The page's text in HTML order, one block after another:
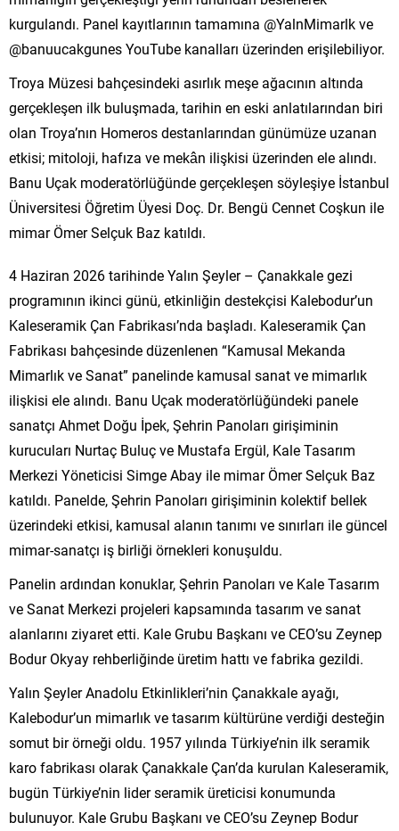
kurgulandı. Panel kayıtlarının tamamına @YalnMimarlk ve
@banuucakgunes YouTube kanalları üzerinden erişilebiliyor.
Troya Müzesi bahçesindeki asırlık meşe ağacının altında
gerçekleşen ilk buluşmada, tarihin en eski anlatılarından biri
olan Troya’nın Homeros destanlarından günümüze uzanan
etkisi; mitoloji, hafıza ve mekân ilişkisi üzerinden ele alındı.
Banu Uçak moderatörlüğünde gerçekleşen söyleşiye İstanbul
Üniversitesi Öğretim Üyesi Doç. Dr. Bengü Cennet Coşkun ile
mimar Ömer Selçuk Baz katıldı.
4 Haziran 2026 tarihinde Yalın Şeyler – Çanakkale gezi
programının ikinci günü, etkinliğin destekçisi Kalebodur’un
Kaleseramik Çan Fabrikası’nda başladı. Kaleseramik Çan
Fabrikası bahçesinde düzenlenen “Kamusal Mekanda
Mimarlık ve Sanat” panelinde kamusal sanat ve mimarlık
ilişkisi ele alındı. Banu Uçak moderatörlüğündeki panele
sanatçı Ahmet Doğu İpek, Şehrin Panoları girişiminin
kurucuları Nurtaç Buluç ve Mustafa Ergül, Kale Tasarım
Merkezi Yöneticisi Simge Abay ile mimar Ömer Selçuk Baz
katıldı. Panelde, Şehrin Panoları girişiminin kolektif bellek
üzerindeki etkisi, kamusal alanın tanımı ve sınırları ile güncel
mimar-sanatçı iş birliği örnekleri konuşuldu.
Panelin ardından konuklar, Şehrin Panoları ve Kale Tasarım
ve Sanat Merkezi projeleri kapsamında tasarım ve sanat
alanlarını ziyaret etti. Kale Grubu Başkanı ve CEO’su Zeynep
Bodur Okyay rehberliğinde üretim hattı ve fabrika gezildi.
Yalın Şeyler Anadolu Etkinlikleri’nin Çanakkale ayağı,
Kalebodur’un mimarlık ve tasarım kültürüne verdiği desteğin
somut bir örneği oldu. 1957 yılında Türkiye’nin ilk seramik
karo fabrikası olarak Çanakkale Çan’da kurulan Kaleseramik,
bugün Türkiye’nin lider seramik üreticisi konumunda
bulunuyor. Kale Grubu Başkanı ve CEO’su Zeynep Bodur